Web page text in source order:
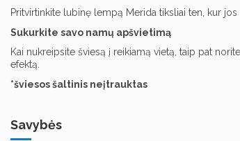
Pritvirtinkite lubinę lempą Merida tiksliai ten, kur
Sukurkite savo namų apšvietimą
Kai nukreipsite šviesą į reikiamą vietą, taip pat
efektą.
*šviesos šaltinis neįtrauktas
Savybės